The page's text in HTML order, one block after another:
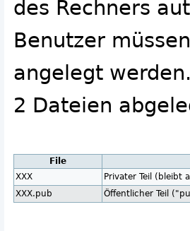
des Rechners
Benutzer
angelegt
2 Dateien
File
XXX
Privater Teil (bleibt
XXX.pub
Öffentlicher Teil